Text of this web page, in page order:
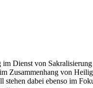
im Dienst von
Zusammenhang von
dabei ebenso im